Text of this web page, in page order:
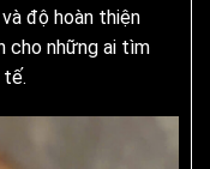
độ hoàn thiện
cho những ai tìm
tế.